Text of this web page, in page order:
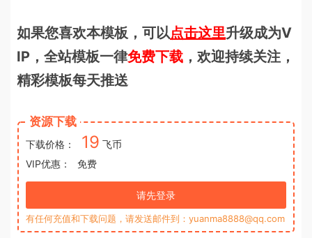
如果您喜欢本模板，可以点击这里升级成为V
IP，全站模板一律免费下载 ，欢迎持续关注，
精彩模板每天推送
资源下载
下载价格： 19 飞币
VIP优惠：
免费
请先登录
有任何充值和下载问题，请发送邮件到：yuanma8888@qq.com